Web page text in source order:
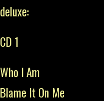
deluxe:
CD 1
Who I Am
Blame It On Me